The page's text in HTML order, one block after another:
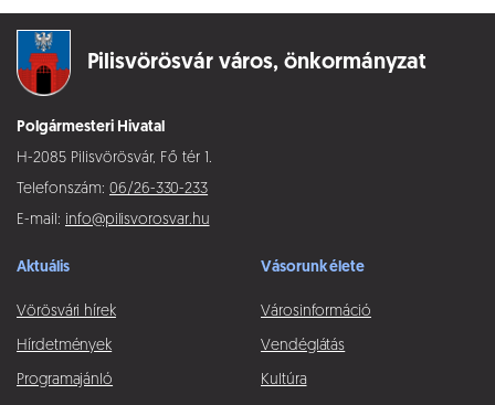
Pilisvörösvár város, önkormányzat
Polgármesteri Hivatal
H-2085 Pilisvörösvár, Fő tér 1.
Telefonszám: 06/26-330-233
E-mail: info@pilisvorosvar.hu
Aktuális
Vörösvári hírek
Hírdetmények
Programajánló
Vásorunk élete
Városinformáció
Vendéglátás
Kultúra